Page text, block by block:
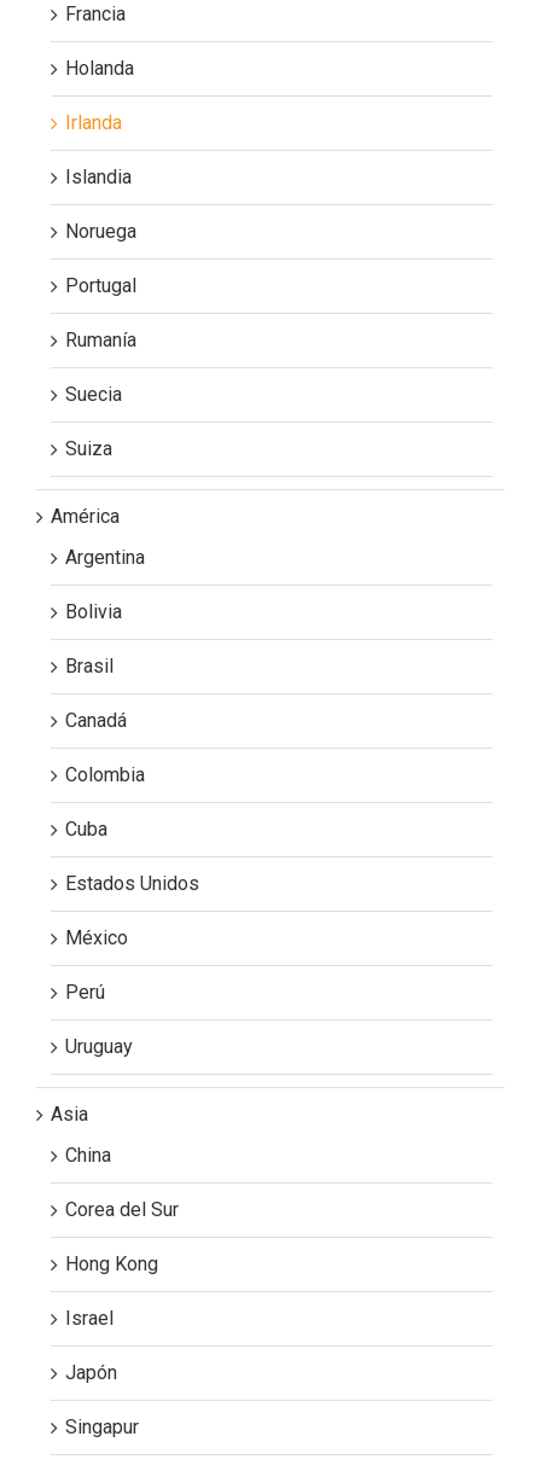
Francia
Holanda
Irlanda
Islandia
Noruega
Portugal
Rumanía
Suecia
Suiza
América
Argentina
Bolivia
Brasil
Canadá
Colombia
Cuba
Estados Unidos
México
Perú
Uruguay
Asia
China
Corea del Sur
Hong Kong
Israel
Japón
Singapur